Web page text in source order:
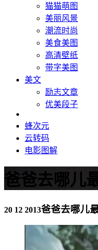
猫猫萌图
美丽风景
潮流时尚
美食美图
高清壁纸
带字美图
美文
励志文章
优美段子
蜂次元
云转码
电影图解
爸爸去哪儿
20 12 2013爸爸去哪儿